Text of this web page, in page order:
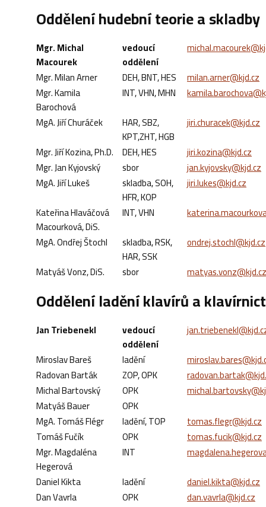
Oddělení hudební teorie a skladby
Mgr. Michal
Macourek
vedoucí
oddělení
Mgr. Milan Arner
DEH, BNT, HES
milan.arner@kjd.cz
Mgr. Kamila
Barochová
INT, VHN, MHN
MgA. Jiří Churáček
HAR, SBZ,
KPT,ZHT, HGB
jiri.churacek@kjd.cz
Mgr. Jiří Kozina, Ph.D. DEH, HES
jiri.kozina@kjd.cz
Mgr. Jan Kyjovský
sbor
jan.kyjovsky@kjd.cz
MgA. Jiří Lukeš
skladba, SOH,
HFR, KOP
jiri.lukes@kjd.cz
Kateřina Hlaváčová
Macourková, DiS.
INT, VHN
MgA. Ondřej Štochl
skladba, RSK,
HAR, SSK
ondrej.stochl@kjd.cz
Matyáš Vonz, DiS.
sbor matyas.vonz@kjd.cz
Oddělení ladění klavírů a
Jan Triebenekl
vedoucí
oddělení
Miroslav Bareš
ladění
Radovan Barták
ZOP, OPK
Michal Bartovský
OPK
Matyáš Bauer
OPK
MgA. Tomáš Flégr
ladění, TOP
tomas.flegr@kjd.cz
Tomáš Fučík
OPK
tomas.fucik@kjd.cz
Mgr. Magdaléna
Hegerová
INT
Daniel Kikta
ladění
daniel.kikta@kjd.cz
Dan Vavrla
OPK dan.vavrla@kjd.cz